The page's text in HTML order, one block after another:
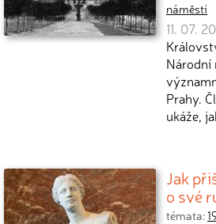
náměstí
11. 07.
Národní
Prahy.
ukáže,
Jak
o své
témata: